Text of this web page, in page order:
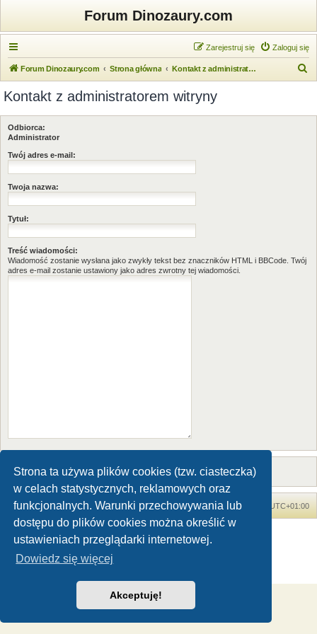
Strona ta używa plików cookies (tzw. ciasteczka)
w celach statystycznych, reklamowych oraz
funkcjonalnych. Warunki przechowywania lub
dostępu do plików cookies można określić w
ustawieniach przeglądarki internetowej.
Dowiedz się więcej
Akceptuję!
Forum Dinozaury.com
Zaloguj się
Zarejestruj się
Forum Dinozaury.com Strona główna Kontakt z administratorem witryny
k
Kontakt z administratorem witryny
Odbiorca:
Administrator
Twój adres e-mail:
Twoja nazwa:
Tytuł:
Treść wiadomości:
Wiadomość zostanie wysłana jako zwykły tekst bez znaczników HTML i BBCode. Twój
adres e-mail zostanie ustawiony jako adres zwrotny tej wiadomości.
Forum Dinozaury.com Strona główna Strefa czasowa UTC+01:00
Technologię dostarczaphpBB® Forum Software © phpBB Limited
Polski pakiet językowy dostarcza